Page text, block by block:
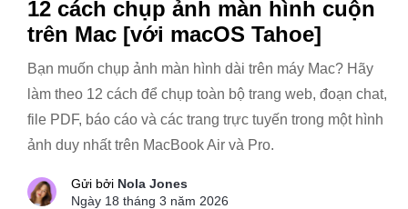
12 cách chụp ảnh màn hình cuộn
trên Mac [với macOS Tahoe]
Bạn muốn chụp ảnh màn hình dài trên máy Mac? Hãy
làm theo 12 cách để chụp toàn bộ trang web, đoạn chat,
file PDF, báo cáo và các trang trực tuyến trong một hình
ảnh duy nhất trên MacBook Air và Pro.
Gửi bởi Nola Jones
Ngày 18 tháng 3 năm 2026